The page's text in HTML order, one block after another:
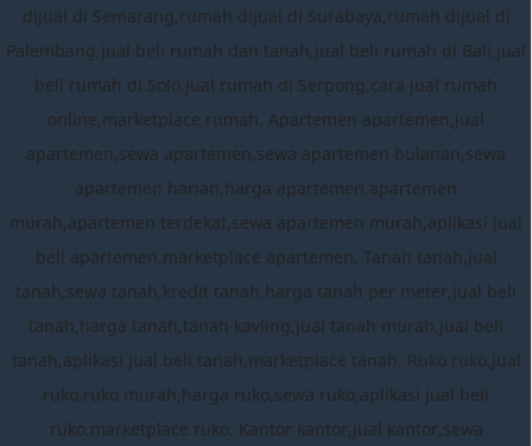
dijual di Semarang,rumah dijual di Surabaya,rumah dijual di
Palembang,jual beli rumah dan tanah,jual beli rumah di Bali,jual
beli rumah di Solo,jual rumah di Serpong,cara jual rumah
online,marketplace rumah. Apartemen apartemen,jual
apartemen,sewa apartemen,sewa apartemen bulanan,sewa
apartemen harian,harga apartemen,apartemen
murah,apartemen terdekat,sewa apartemen murah,aplikasi jual
beli apartemen,marketplace apartemen. Tanah tanah,jual
tanah,sewa tanah,kredit tanah,harga tanah per meter,jual beli
tanah,harga tanah,tanah kavling,jual tanah murah,jual beli
tanah,aplikasi jual beli tanah,marketplace tanah. Ruko ruko,jual
ruko,ruko murah,harga ruko,sewa ruko,aplikasi jual beli
ruko,marketplace ruko. Kantor kantor,jual kantor,sewa